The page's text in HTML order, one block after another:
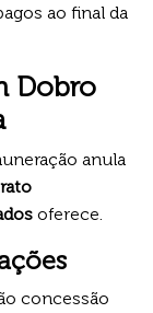
ao final da
Dobro
anula
oferece.
concessão